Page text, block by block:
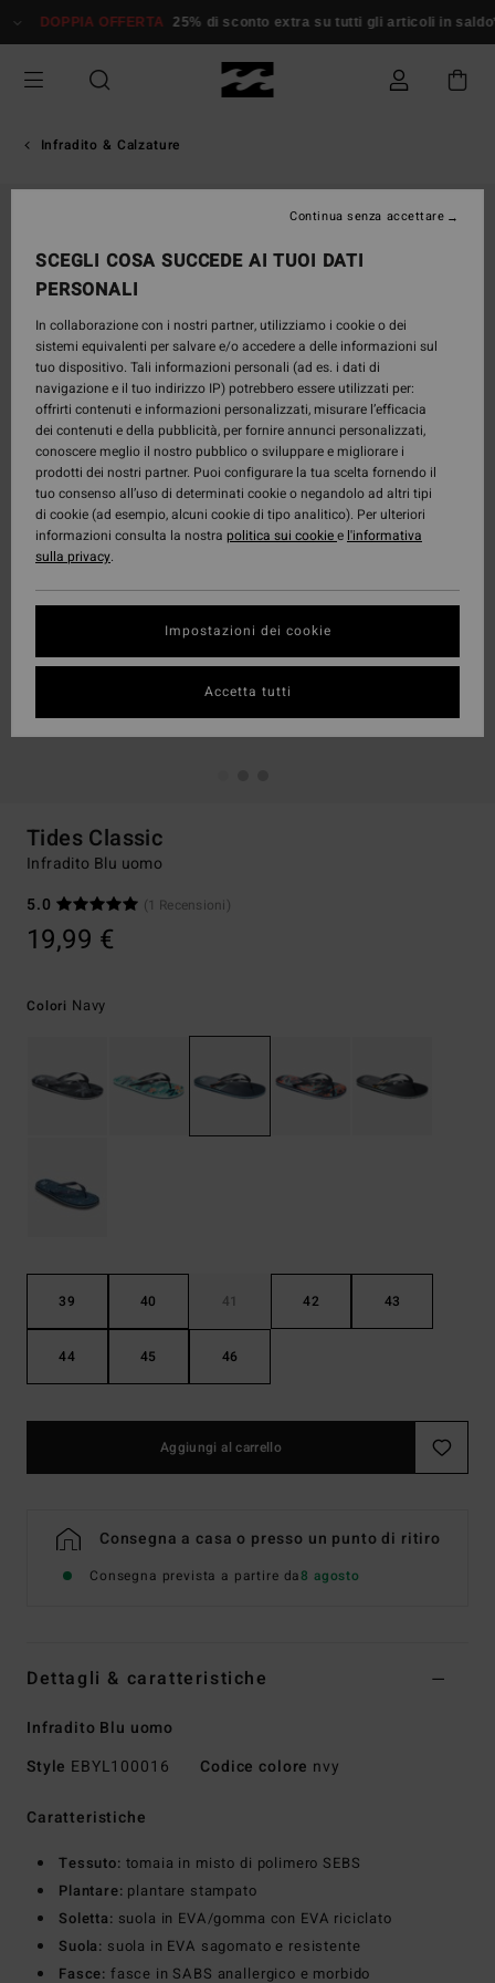
alle
prodotto
DOPPIA OFFERTA 25% di sconto extra su tutti gli articoli in saldo*
Infradito & Calzature
Tides Classic
Infradito Blu uomo
5.0
(1 Recensioni)
19,99 €
Colori Navy
39 40 41 42 43
44 45 46
Aggiungi al carrello
Consegna a casa o presso un punto di ritiro
Consegna prevista a partire da8 agosto
Dettagli & caratteristiche
Infradito Blu uomo
Style EBYL100016 Codice colore nvy
Caratteristiche
Tessuto: tomaia in misto di polimero SEBS
Plantare: plantare stampato
Soletta: suola in EVA/gomma con EVA riciclato
Suola: suola in EVA sagomato e resistente
Fasce: fasce in SABS anallergico e morbido
SCEGLI COSA SUCCEDE AI TUOI DATI
PERSONALI
In collaborazione con i nostri partner, utilizziamo i cookie o dei
sistemi equivalenti per salvare e/o accedere a delle informazioni sul
tuo dispositivo. Tali informazioni personali (ad es. i dati di
navigazione e il tuo indirizzo IP) potrebbero essere utilizzati per:
offrirti contenuti e informazioni personalizzati, misurare l’efficacia
dei contenuti e della pubblicità, per fornire annunci personalizzati,
conoscere meglio il nostro pubblico o sviluppare e migliorare i
prodotti dei nostri partner. Puoi configurare la tua scelta fornendo il
tuo consenso all’uso di determinati cookie o negandolo ad altri tipi
di cookie (ad esempio, alcuni cookie di tipo analitico). Per ulteriori
informazioni consulta la nostra politica sui cookiee l'informativa
sulla privacy.
Impostazioni dei cookie
Continua senza accettare
Accetta tutti